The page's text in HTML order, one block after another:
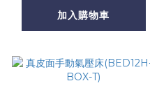
加入購物車